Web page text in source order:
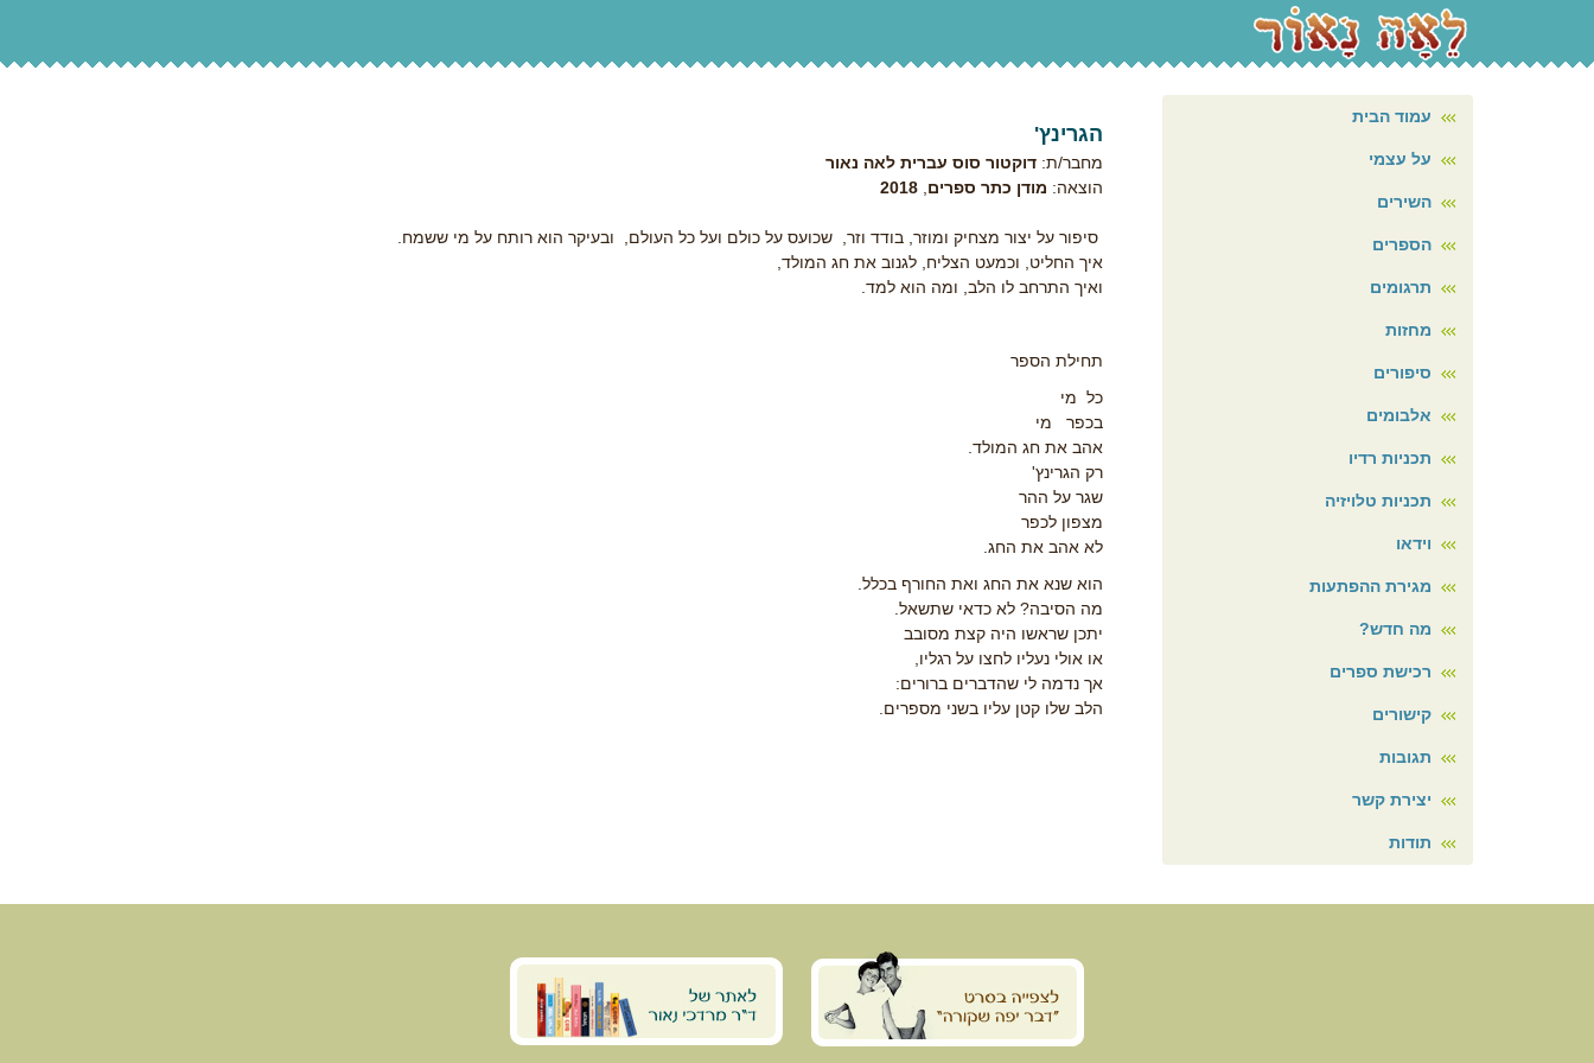
הגרינץ'
מחבר/ת:דוקטור סוס עברית לאה נאור
הוצאה: מודן כתר ספרים ,
2018
סיפור על יצור מצחיק ומוזר, בודד וזר, שכועס על כולם ועל כל העולם, ובעיקר הוא רותח על מי ששמח.
איך החליט, וכמעט הצליח, לגנוב את חג המולד,
ואיך התרחב לו הלב, ומה הוא למד.
תחילת הספר
כל מי
בכפר מי
אהב את חג המולד.
רק הגרינץ'
שגר על ההר
מצפון לכפר
לא אהב את החג.
הוא שנא את החג ואת החורף בכלל.
מה הסיבה? לא כדאי שתשאל.
יתכן שראשו היה קצת מסובב
או אולי נעליו לחצו על רגליו,
אך נדמה לי שהדברים ברורים:
הלב שלו קטן עליו בשני מספרים.
עמוד הבית
על עצמי
השירים
הספרים
תרגומים
מחזות
סיפורים
אלבומים
תכניות רדיו
תכניות טלויזיה
וידאו
מגירת ההפתעות
מה חדש?
רכישת ספרים
קישורים
תגובות
יצירת קשר
תודות